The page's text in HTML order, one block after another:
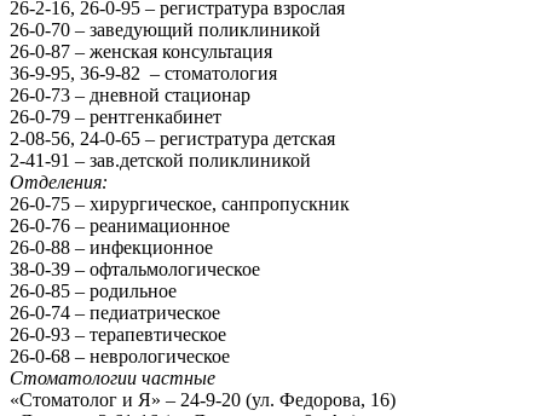
26-2-16, 26-0-95 – регистратура взрослая
26-0-70 – заведующий поликлиникой
26-0-87 – женская консультация
36-9-95, 36-9-82 – стоматология
26-0-73 – дневной стационар
26-0-79 – рентгенкабинет
2-08-56, 24-0-65 – регистратура детская
2-41-91 – зав.детской поликлиникой
Отделения:
26-0-75 – хирургическое, санпропускник
26-0-76 – реанимационное
26-0-88 – инфекционное
38-0-39 – офтальмологическое
26-0-85 – родильное
26-0-74 – педиатрическое
26-0-93 – терапевтическое
26-0-68 – неврологическое
Стоматологии частные
«Стоматолог и Я» – 24-9-20 (ул. Федорова, 16)